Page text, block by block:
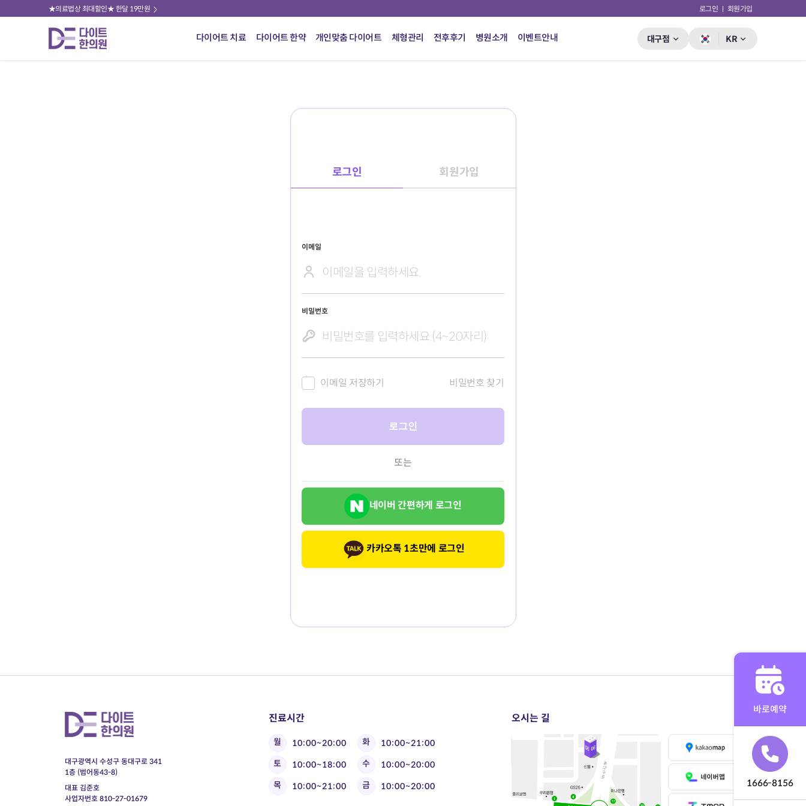
★의료법상 최대할인★ 한달 19만원 로그인 회원가입
다이어트 치료 다이어트 한약 개인맞춤 다이어트 체형관리 전후후기 병원소개 이벤트안내 대구점 KR
로그인 회원가입
이메일
비밀번호
이메일 저장하기 비밀번호 찾기
로그인
또는
네이버 간편하게 로그인
카카오톡 1초만에 로그인
대구광역시 수성구 동대구로 341
1층 (범어동43-8)
대표 김준호
사업자번호 810-27-01679
진료시간
월 10:00~20:00 화
10:00~21:00
토
10:00~18:00 수
10:00~20:00
목
10:00~21:00 금 10:00~20:00
오시는 길
바로예약
1666-8156